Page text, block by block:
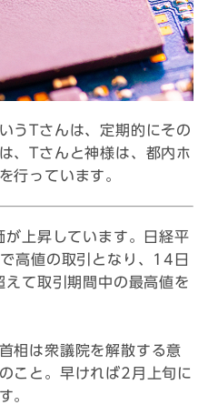
うTさんは、定期的にその
、Tさんと神様は、都内ホ
行っています。
上昇しています。日経平
高値の取引となり、14日
て取引期間中の最高値を
相は衆議院を解散する意
こと。早ければ2月上旬に
。